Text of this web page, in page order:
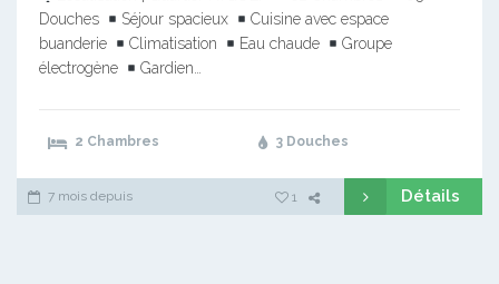
Douches
Séjour spacieux
Cuisine avec espace
buanderie
Climatisation Eau chaude
Groupe
électrogène
Gardien…
2 Chambres 3 Douches
7 mois depuis 1 Détails